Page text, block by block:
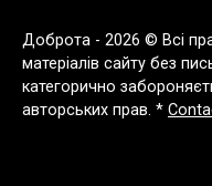
Доброта - 2026 © Всі
матеріалів сайту без
категорично
авторських прав. *